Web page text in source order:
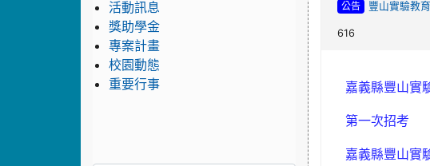
公告 豐山實驗教
616
嘉義縣豐山實
第一次招考
嘉義縣豐山實
活動訊息
獎助學金
專案計畫
校園動態
重要行事